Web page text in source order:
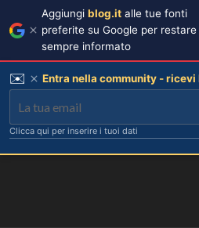
Aggiungi blog.it alle tue fonti
preferite su Google per restare
sempre informato
✉️ Entra nella community -
Clicca qui per inserire i tuoi dati